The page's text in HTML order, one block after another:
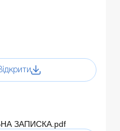
ЗАПИСКА.pdf